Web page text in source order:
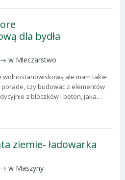
dla bydła
→ w Mleczarstwo
ale mam takie
czy budowac z elementów
z bloczków i beton, jaka...
ziemie- ładowarka
→ w Maszyny